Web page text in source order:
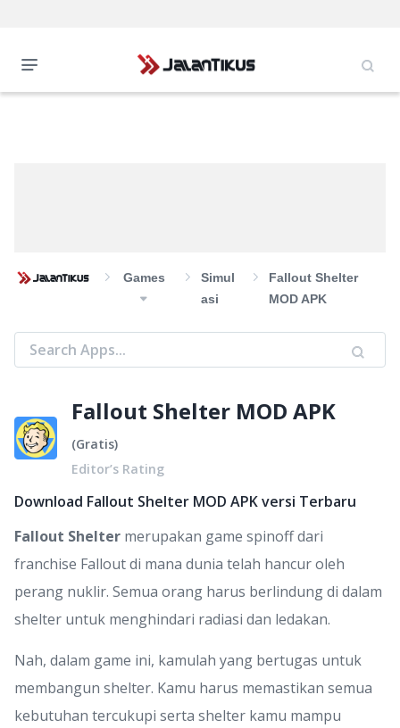
Games
Simul
Asi
Fallout Shelter
MOD APK
Fallout Shelter MOD APK
(Gratis)
Editor’s Rating
Download Fallout Shelter MOD APK versi Terbaru
Fallout Shelter merupakan game spinoff dari
franchise Fallout di mana dunia telah hancur oleh
perang nuklir. Semua orang harus berlindung di dalam
shelter untuk menghindari radiasi dan ledakan.
Nah, dalam game ini, kamulah yang bertugas untuk
membangun shelter. Kamu harus memastikan semua
kebutuhan tercukupi serta shelter kamu mampu